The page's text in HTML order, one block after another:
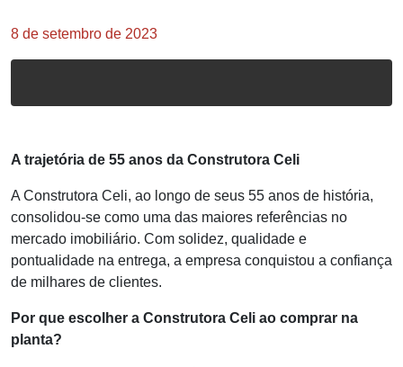
8 de setembro de 2023
A trajetória de 55 anos da Construtora Celi
A Construtora Celi, ao longo de seus 55 anos de história,
consolidou-se como uma das maiores referências no
mercado imobiliário. Com solidez, qualidade e
pontualidade na entrega, a empresa conquistou a confiança
de milhares de clientes.
Por que escolher a Construtora Celi ao comprar na
planta?